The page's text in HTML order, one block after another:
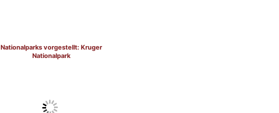
Nationalparks vorgestellt: Kruger
Nationalpark